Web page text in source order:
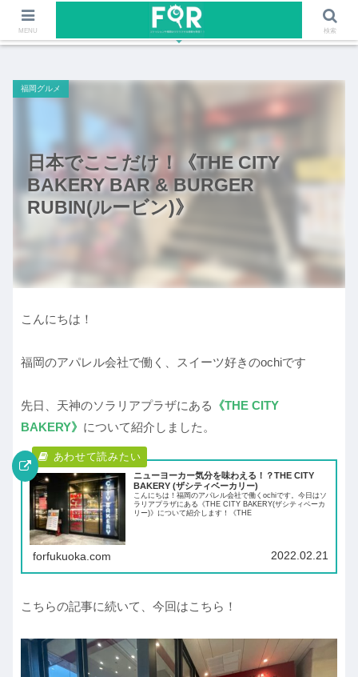
ファッションや福岡のワクワクする情報を発信！！
日本でここだけ！《THE CITY
BAKERY BAR & BURGER
RUBIN(ルービン)》
福岡グルメ
こんにちは！
福岡のアパレル会社で働く、スイーツ好きのochiです
先日、天神のソラリアプラザにある 《THE CITY
BAKERY》 について紹介しました。
ニューヨーカー気分を味わえる！？THE CITY
BAKERY (ザシティベーカリー)
こんにちは！福岡のアパレル会社で働くochiです。今日はソ
ラリアプラザにある《THE CITY BAKERY(ザシティベーカ
リー)》について紹介します！《THE
forfukuoka.com 2022.02.21
こちらの記事に続いて、今回はこちら！
MENU 検索